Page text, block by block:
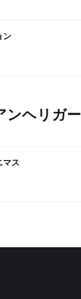
ン
ンヘリガー
マス